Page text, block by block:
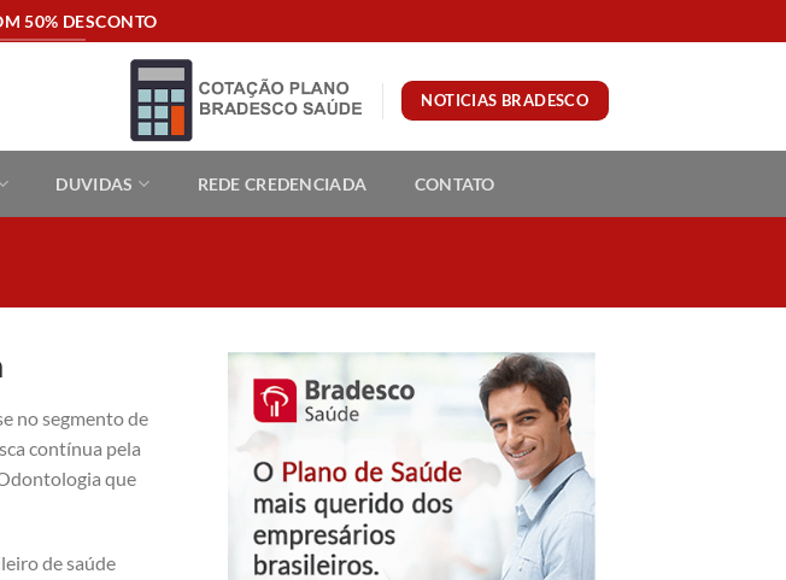
50% DESCONTO
NOTICIAS BRADESCO
DUVIDAS REDE CREDENCIADA CONTATO
no segmento de
contínua pela
que
de saúde